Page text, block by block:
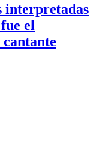
interpretadas
el